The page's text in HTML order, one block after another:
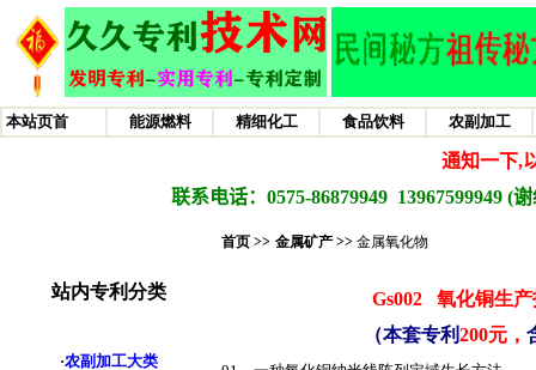
首页 >> 金属矿产 >> 金属氧化物
Gs002
氧化铜生
（本套专利200元，